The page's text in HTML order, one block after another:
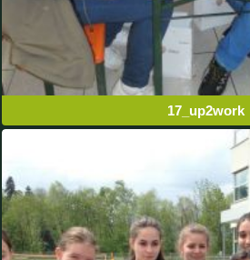
17_up2work